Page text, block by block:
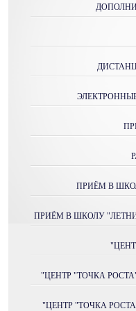
ПРИЁМ В
ПРИЁМ В ШКОЛУ
"ЦЕНТР "ТОЧКА
"ЦЕНТР "ТОЧКА